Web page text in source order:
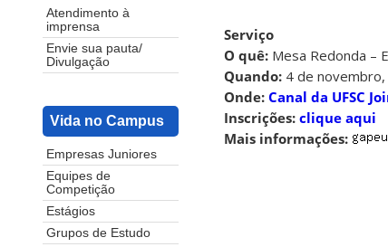
Atendimento à
imprensa
Envie sua pauta/
Divulgação
Vida no Campus
Empresas Juniores
Equipes de
Competição
Estágios
Grupos de Estudo
Serviço
O quê: Mesa Redonda –
Quando: 4 de
Onde: Canal da UFSC
Inscrições: clique aqui
Mais informações: